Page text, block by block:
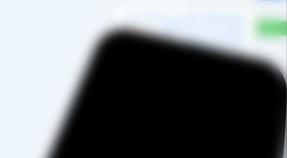
کشمش پشت لیزری آفتابی
کشمش پلویی آفتابی
کشمش تیزابی طلایی